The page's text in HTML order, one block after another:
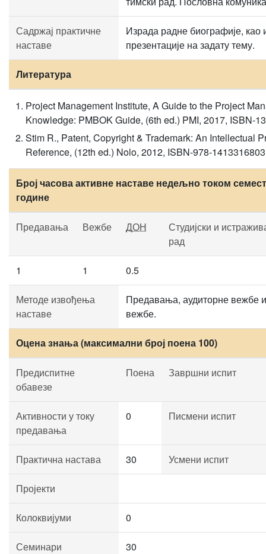
Садржај практичне
наставе
Израда радне биографије,
презентације на задату тему.
Литература
Project Management Institute, A Guide to the Project
Knowledge: PMBOK Guide, (6th ed.) PMI, 2017, ISBN-
Stim R., Patent, Copyright & Trademark: An Intellectual
Reference, (12th ed.) Nolo, 2012, ISBN-978-
Број часова активне наставе недељно током
године
Предавања Вежбе ДОН
Студијски и
рад
1 1 0.5
Методе извођења
наставе
Предавања, аудиторне вежбе
вежбе.
Оцена знања (максимални број поена 100)
Предиспитне
обавезе
Поена Завршни испит
Активности у току
предавања
0 Писмени испит
Практична настава 30 Усмени испит
Пројекти
Колоквијуми 0
Семинари 30